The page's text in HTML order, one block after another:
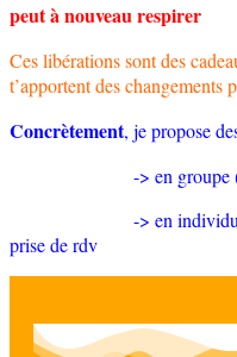
peut à nouveau respirer
Ces libérations sont des
t’apportent des changements
Concrètement, je propose
-> en groupe ( en
-> en individuel (
prise de rdv